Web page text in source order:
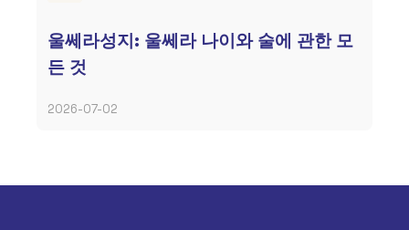
울쎄라성지: 울쎄라 나이와 술에 관한 모
든 것
2026-07-02